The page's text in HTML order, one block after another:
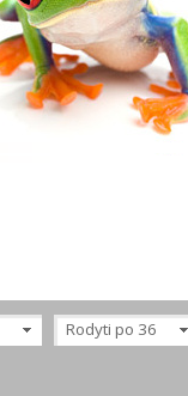
Rodyti po 36